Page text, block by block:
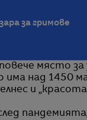
за гримове
място за
над 1450
и
пандемията,